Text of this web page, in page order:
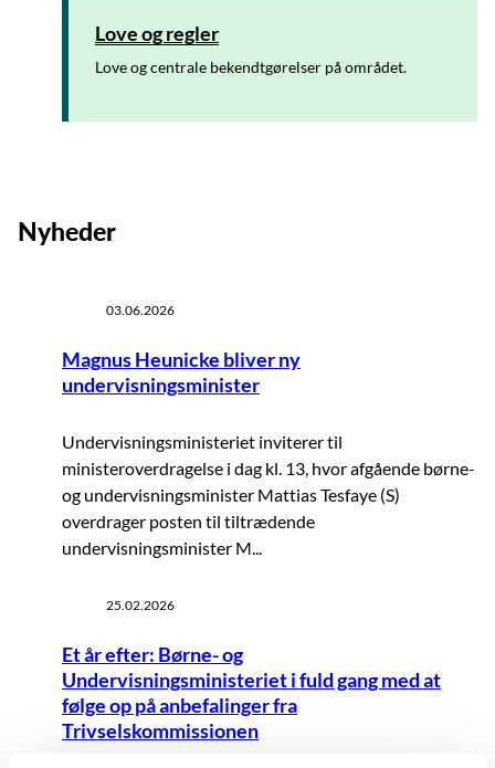
Love og regler
Love og centrale bekendtgørelser på området.
Nyheder
Magnus Heunicke bliver ny
undervisningsminister
03.06.2026
Undervisningsministeriet inviterer til
ministeroverdragelse i dag kl. 13, hvor afgående børne-
og undervisningsminister Mattias Tesfaye (S)
overdrager posten til tiltrædende
undervisningsminister M...
Et år efter: Børne- og
Undervisningsministeriet i fuld gang med at
følge op på anbefalinger fra
Trivselskommissionen
25.02.2026